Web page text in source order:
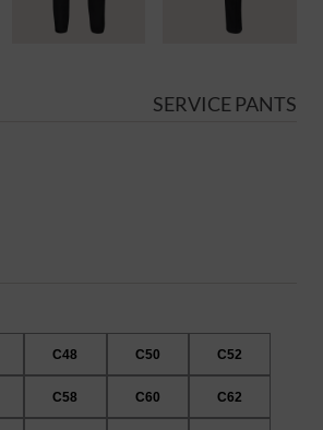
SERVICE PANTS
C48 C50 C52
C58 C60 C62